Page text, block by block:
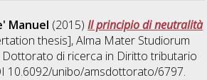
Manuel (2015)Il principio di neutralità
thesis], Alma Mater Studiorum
di ricerca in Diritto tributario
10.6092/unibo/amsdottorato/6797.